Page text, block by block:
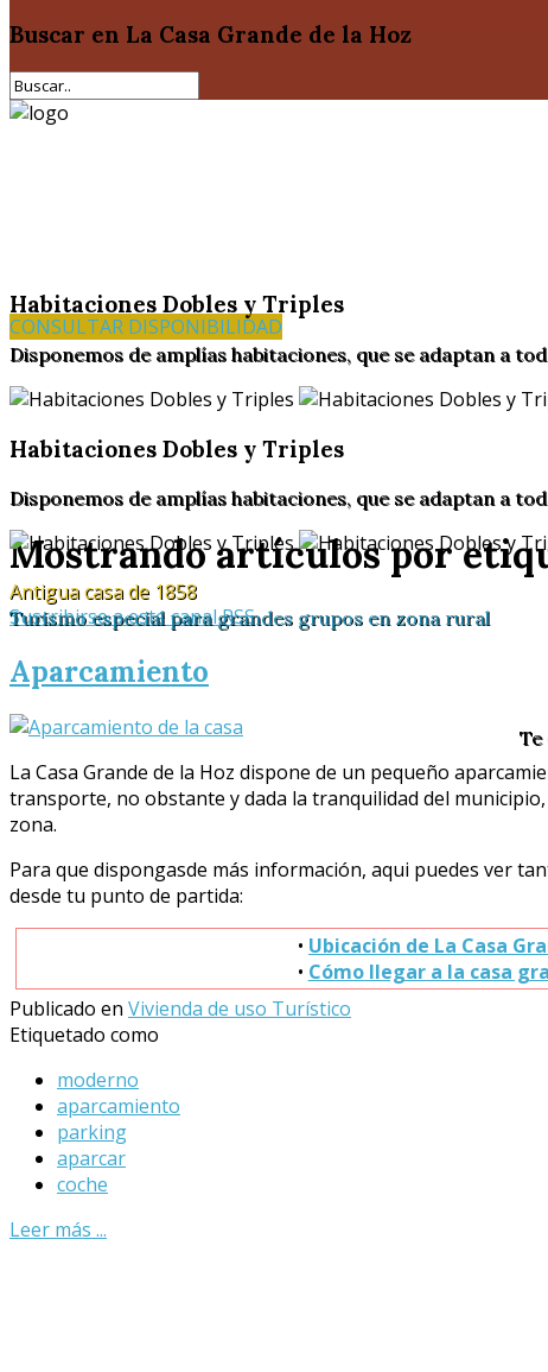
Buscar en La Casa Grande de la Hoz
Habitaciones Dobles y Triples
Disponemos de amplías habitaciones, que se adaptan a
Habitaciones Dobles y Triples
Disponemos de amplías habitaciones, que se adaptan a
Antigua casa de 1858
Turismo especial para grandes grupos en zona rural
CONSULTAR DISPONIBILIDAD
Mostrando artículos por
Suscribirse a este canal RSS
Aparcamiento
La Casa Grande de la Hoz dispone de un pequeño
transporte, no obstante y dada la tranquilidad del
zona.
Para que dispongasde más información, aqui puedes ver
desde tu punto de partida:
• Ubicación de La Casa
• Cómo llegar a la casa
Publicado en Vivienda de uso Turístico
Etiquetado como
moderno
aparcamiento
parking
aparcar
coche
Leer más ...